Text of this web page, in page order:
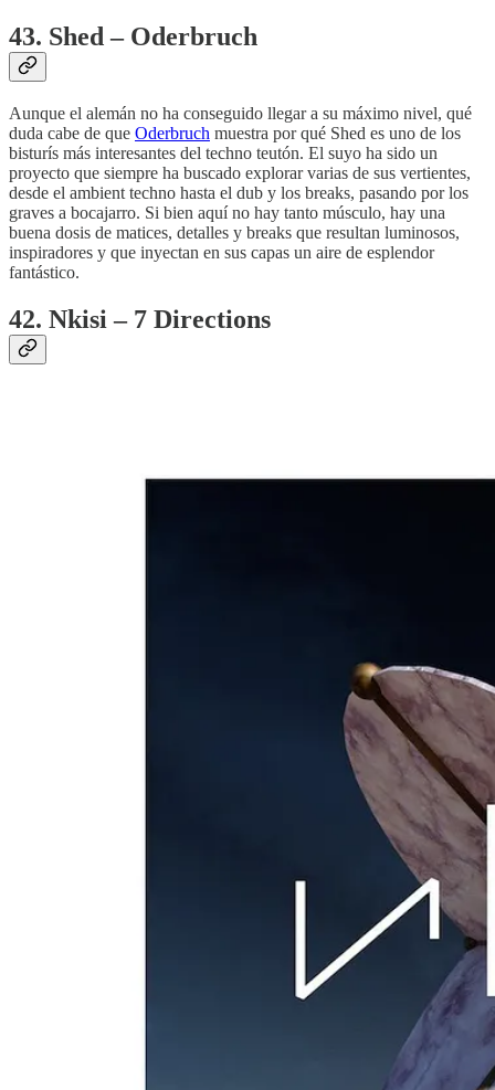
43. Shed – Oderbruch
Aunque el alemán no ha conseguido llegar a su máximo nivel, qué
duda cabe de que Oderbruch muestra por qué Shed es uno de los
bisturís más interesantes del techno teutón. El suyo ha sido un
proyecto que siempre ha buscado explorar varias de sus vertientes,
desde el ambient techno hasta el dub y los breaks, pasando por los
graves a bocajarro. Si bien aquí no hay tanto músculo, hay una
buena dosis de matices, detalles y breaks que resultan luminosos,
inspiradores y que inyectan en sus capas un aire de esplendor
fantástico.
42. Nkisi – 7 Directions